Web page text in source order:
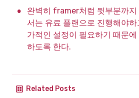
•
완벽히 framer처럼 뒷부분까지
서는 유료 플랜으로 진행해야
가적인 설정이 필요하기 때문
하도록 한다.
Related Posts